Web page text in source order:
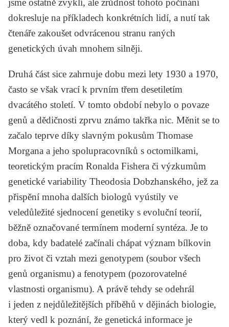
dokresluje na příkladech konkrétních lidí, a nutí tak
čtenáře zakoušet odvrácenou stranu raných
genetických úvah mnohem silněji.
Druhá část sice zahrnuje dobu mezi lety 1930 a 1970,
často se však vrací k prvním třem desetiletím
dvacátého století. V tomto období nebylo o povaze
genů a dědičnosti zprvu známo takřka nic. Měnit se to
začalo teprve díky slavným pokusům Thomase
Morgana a jeho spolupracovníků s octomilkami,
teoretickým pracím Ronalda Fishera či výzkumům
genetické variability Theodosia Dobzhanského, jež za
přispění mnoha dalších biologů vyústily ve
veledůležité sjednocení genetiky s evoluční teorií,
běžně označované termínem moderní syntéza. Je to
doba, kdy badatelé začínali chápat význam bílkovin
pro život či vztah mezi genotypem (soubor všech
genů organismu) a fenotypem (pozorovatelné
vlastnosti organismu). A právě tehdy se odehrál
i jeden z nejdůležitějších příběhů v dějinách biologie,
který vedl k poznání, že genetická informace je